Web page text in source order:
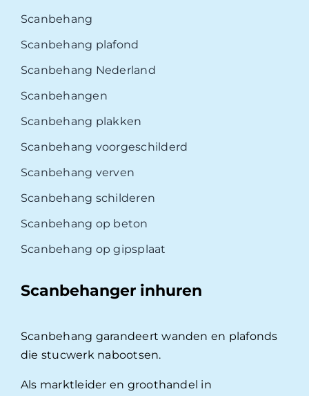
Scanbehang
Scanbehang plafond
Scanbehang Nederland
Scanbehangen
Scanbehang plakken
Scanbehang voorgeschilderd
Scanbehang verven
Scanbehang schilderen
Scanbehang op beton
Scanbehang op gipsplaat
Scanbehanger inhuren
Scanbehang garandeert wanden en plafonds
die stucwerk nabootsen.
Als marktleider en groothandel in